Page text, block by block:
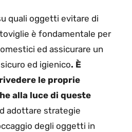
quali oggetti evitare di
è fondamentale per
ed assicurare un
ed igienico. È
le proprie
alla luce di queste
adottare strategie
degli oggetti in